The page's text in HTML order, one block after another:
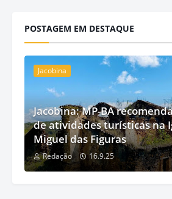
POSTAGEM EM DESTAQUE
Jacobina
Jacobina: MP-BA
de atividades turísticas na
Miguel das Figuras
Redação 16.9.25